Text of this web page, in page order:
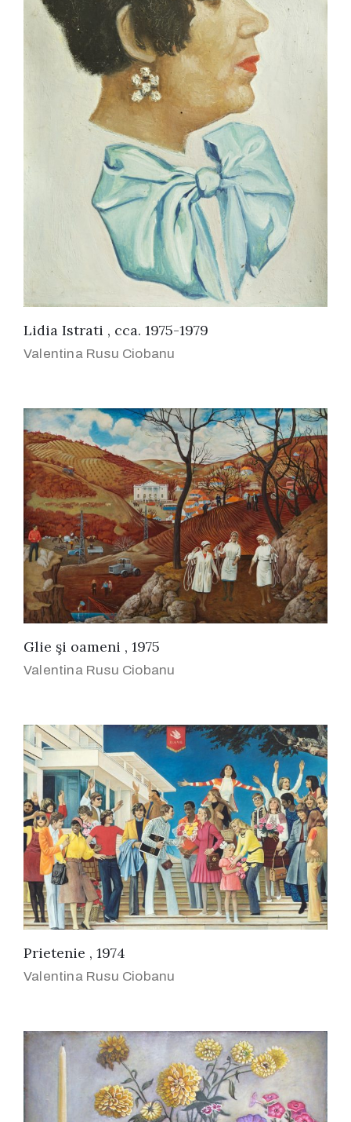
Lidia Istrati , cca. 1975-1979
Valentina Rusu Ciobanu
Glie şi oameni , 1975
Valentina Rusu Ciobanu
Prietenie , 1974
Valentina Rusu Ciobanu